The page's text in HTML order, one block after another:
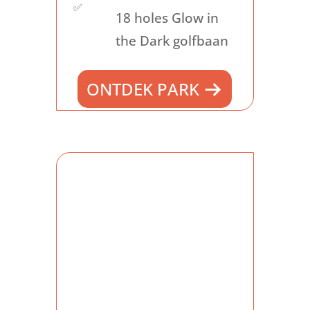
ontspannende sfeer van een
Kasteeldomein De Caubergis
een uitstekend voorbeeld
hiervan.
Valkenburg verkent, zoals de
✅
18 holes Glow in
the Dark golfbaan
ONTDEK PARK